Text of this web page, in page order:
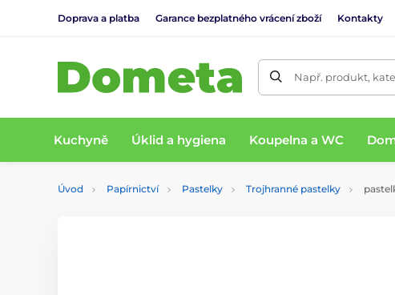
Doprava a platba Garance bezplatného vrácení zboží Kontakty
Např. produkt,
Kuchyně Úklid a hygiena Koupelna a WC
Úvod Papírnictví Pastelky Trojhranné pastelky